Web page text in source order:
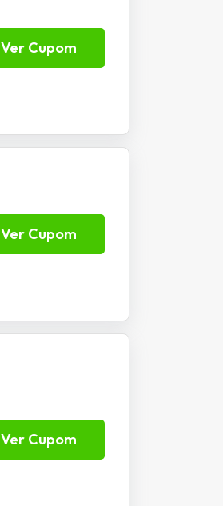
Ver Cupom
Ver Cupom
Ver Cupom